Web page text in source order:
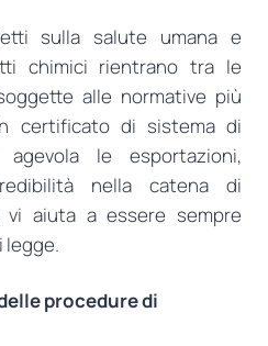
sulla salute umana e
chimici rientrano tra le
alle normative più
certificato di sistema di
le esportazioni,
nella catena di
vi aiuta a essere sempre
legge.
procedure di